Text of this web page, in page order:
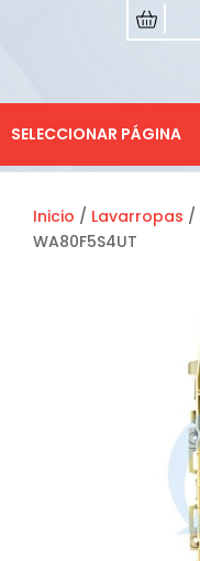
SELECCIONAR PÁGINA
Inicio / Lavarropas /
WA80F5S4UT